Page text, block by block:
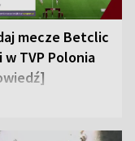
mecze Betclic
w TVP Polonia